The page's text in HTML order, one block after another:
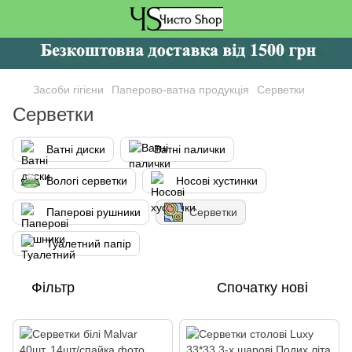
Засоби гігієни Паперово-ватна продукція Серветки
Серветки
Ватні диски Ватні палички
Вологі серветки Носові хустинки
Паперові рушники Серветки
Туалетний папір
Фільтр Спочатку нові